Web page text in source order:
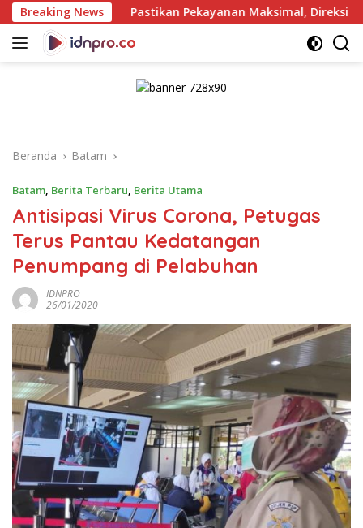
Langsung
ke
konten
Breaking News
Pastikan Pekayanan Maksimal, Direksi Jasa Raharja Tinjau
Beranda Batam
Batam, Berita Terbaru, Berita Utama
Antisipasi Virus Corona, Petugas
Terus Pantau Kedatangan
Penumpang di Pelabuhan
IDNPRO
26/01/2020